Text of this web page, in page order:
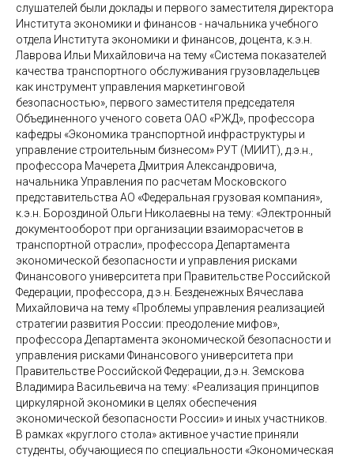
слушателей были доклады и первого заместителя директора
Института экономики и финансов - начальника учебного
отдела Института экономики и финансов, доцента, к.э.н.
Лаврова Ильи Михайловича на тему «Система показателей
качества транспортного обслуживания грузовладельцев
как инструмент управления маркетинговой
безопасностью», первого заместителя председателя
Объединенного ученого совета ОАО «РЖД», профессора
кафедры «Экономика транспортной инфраструктуры и
управление строительным бизнесом» РУТ (МИИТ), д.э.н.,
профессора Мачерета Дмитрия Александровича,
начальника Управления по расчетам Московского
представительства АО «Федеральная грузовая компания»,
к.э.н. Бороздиной Ольги Николаевны на тему: «Электронный
документооборот при организации взаиморасчетов в
транспортной отрасли», профессора Департамента
экономической безопасности и управления рисками
Финансового университета при Правительстве Российской
Федерации, профессора, д.э.н. Безденежных Вячеслава
Михайловича на тему «Проблемы управления реализацией
стратегии развития России: преодоление мифов»,
профессора Департамента экономической безопасности и
управления рисками Финансового университета при
Правительстве Российской Федерации, д.э.н. Земскова
Владимира Васильевича на тему: «Реализация принципов
циркулярной экономики в целях обеспечения
экономической безопасности России» и иных участников.
В рамках «круглого стола» активное участие приняли
студенты, обучающиеся по специальности «Экономическая